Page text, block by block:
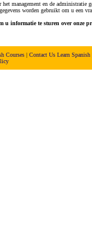
management en de
worden gebruikt om u een
informatie te sturen over onze
Courses | Contact Us Learn Spanish